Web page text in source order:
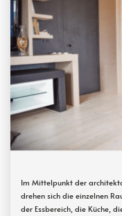
Im Mittelpunkt der
drehen sich die einzelnen
der Essbereich, die Küche,